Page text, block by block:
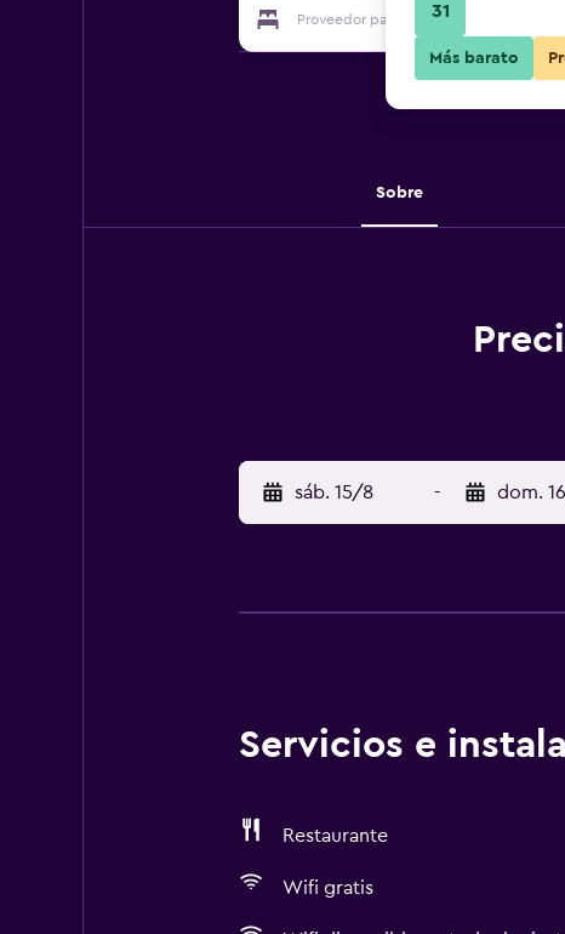
Proveedor para Panyu Kangli Hotel
Sobre
sáb. 15/8 - dom.
Servicios e
Restaurante
Wifi gratis
31
Más barato